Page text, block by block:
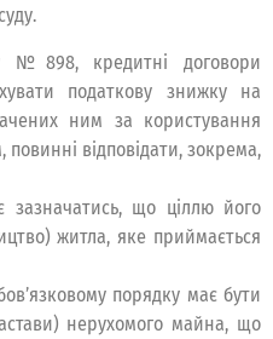
№898, кредитні договори
податкову знижку на
ним за користування
відповідати, зокрема,
зазначатись, що ціллю його
житла, яке приймається
порядку має бути
нерухомого майна, що